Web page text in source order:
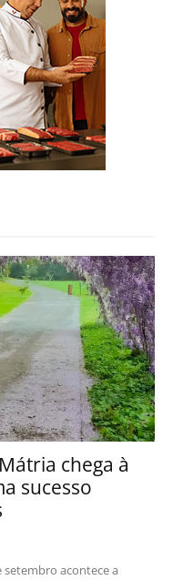
chega à
sucesso
setembro acontece a